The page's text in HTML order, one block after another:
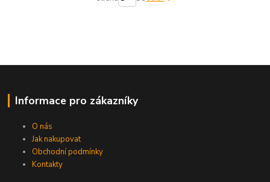
Informace pro zákazníky
O nás
Jak nakupovat
Obchodní podmínky
Kontakty